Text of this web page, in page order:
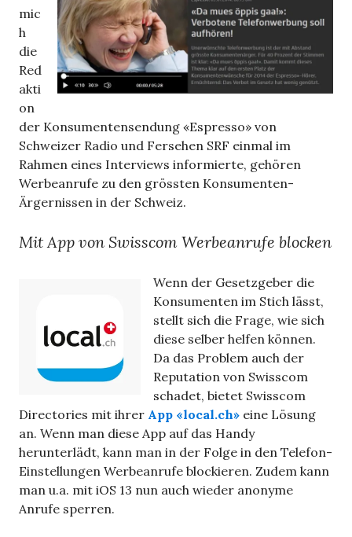
mic
h
die
Red
akti
on
der Konsumentensendung «Espresso» von
Schweizer Radio und Fersehen SRF einmal im
Rahmen eines Interviews informierte, gehören
Werbeanrufe zu den grössten Konsumenten-
Ärgernissen in der Schweiz.
Mit App von Swisscom Werbeanrufe blocken
Wenn der Gesetzgeber die
Konsumenten im Stich lässt,
stellt sich die Frage, wie sich
diese selber helfen können.
Da das Problem auch der
Reputation von Swisscom
schadet, bietet Swisscom
Directories mit ihrer App «local.ch» eine Lösung
an. Wenn man diese App auf das Handy
herunterlädt, kann man in der Folge in den Telefon-
Einstellungen Werbeanrufe blockieren. Zudem kann
man u.a. mit iOS 13 nun auch wieder anonyme
Anrufe sperren.